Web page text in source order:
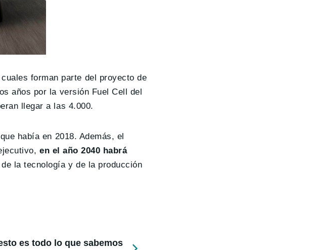
forman parte del proyecto de
años por la versión Fuel Cell del
llegar a las 4.000.
había en 2018. Además, el
en el año 2040 habrá
la tecnología y de la producción
es todo lo que sabemos